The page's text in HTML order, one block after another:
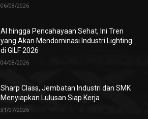
06/08/2026
AI hingga Pencahayaan Sehat, Ini Tren
yang Akan Mendominasi Industri Lighting
di GILF 2026
04/08/2026
Sharp Class, Jembatan Industri dan SMK
Menyiapkan Lulusan Siap Kerja
31/07/2026